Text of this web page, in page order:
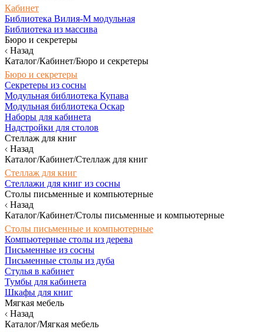
Кабинет
Библиотека Вилия-М модульная
Библиотека из массива
Бюро и секретеры
Назад
Каталог/Кабинет/Бюро и секретеры
Бюро и секретеры
Секретеры из сосны
Модульная библиотека Купава
Модульная библиотека Оскар
Наборы для кабинета
Надстройки для столов
Стеллаж для книг
Назад
Каталог/Кабинет/Стеллаж для книг
Стеллаж для книг
Стеллажи для книг из сосны
Столы письменные и компьютерные
Назад
Каталог/Кабинет/Столы письменные и компьютерные
Столы письменные и компьютерные
Компьютерные столы из дерева
Письменные из сосны
Письменные столы из дуба
Стулья в кабинет
Тумбы для кабинета
Шкафы для книг
Мягкая мебель
Назад
Каталог/Мягкая мебель